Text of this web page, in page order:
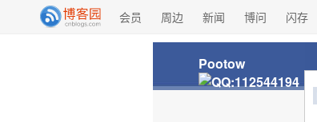
会员 周边 新闻 博问 闪存
Pootow